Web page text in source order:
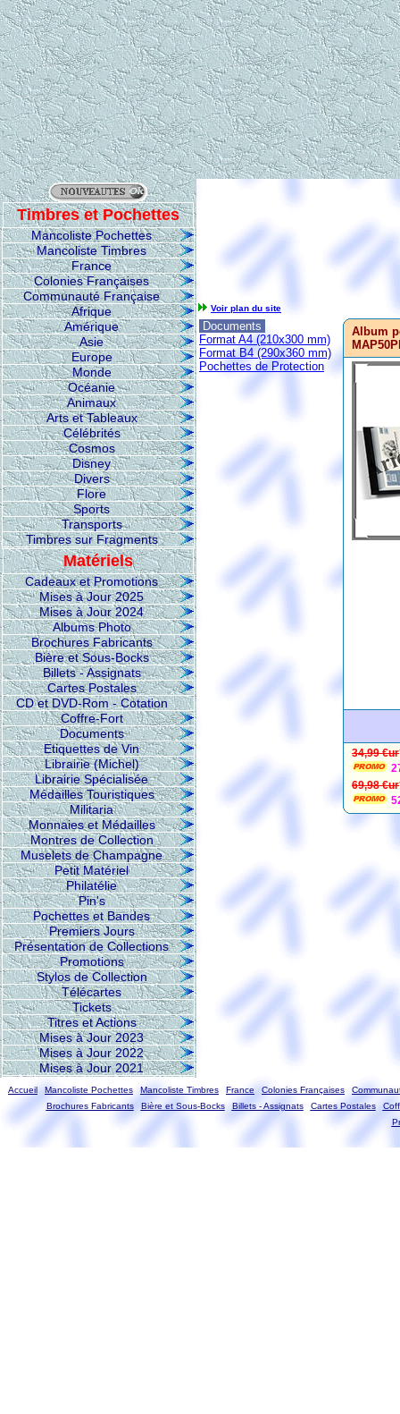
Timbres et Pochettes
Mancoliste Pochettes
Mancoliste Timbres
France
Colonies Françaises
Communauté Française
Afrique
Amérique
Asie
Europe
Monde
Océanie
Animaux
Arts et Tableaux
Célébrités
Cosmos
Disney
Divers
Flore
Sports
Transports
Timbres sur Fragments
Matériels
Cadeaux et Promotions
Mises à Jour 2025
Mises à Jour 2024
Albums Photo
Brochures Fabricants
Bière et Sous-Bocks
Billets - Assignats
Cartes Postales
CD et DVD-Rom - Cotation
Coffre-Fort
Documents
Etiquettes de Vin
Librairie (Michel)
Librairie Spécialisée
Médailles Touristiques
Militaria
Monnaies et Médailles
Montres de Collection
Muselets de Champagne
Petit Matériel
Philatélie
Pin's
Pochettes et Bandes
Premiers Jours
Présentation de Collections
Promotions
Stylos de Collection
Télécartes
Tickets
Titres et Actions
Mises à Jour 2023
Mises à Jour 2022
Mises à Jour 2021
Voir plan du site
Documents
Format A4 (210x300 mm)
Format B4 (290x360 mm)
Pochettes de Protection
Album
34,99 €ur
69,98 €ur
Accueil Mancoliste Pochettes Mancoliste Timbres France Colonies Françaises
Brochures Fabricants
Bière et Sous-Bocks Billets - Assignats Cartes Postales